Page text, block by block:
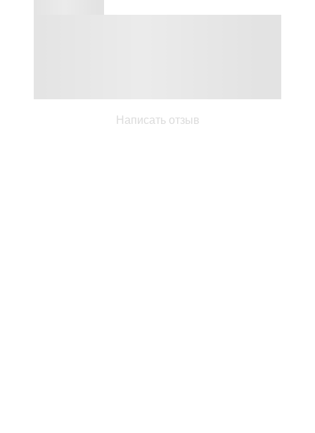
Написать отзыв